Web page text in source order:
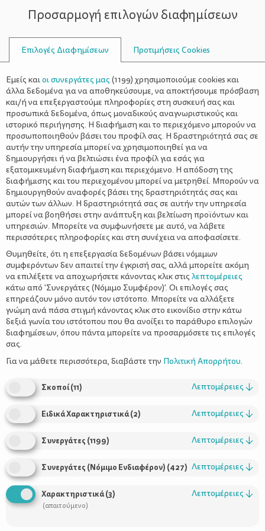
ΣΥΜΒΟΥΛΟΙ
ΌΛΑ ΓΙΑ ΤΗ ΜΑΜΆ>ΨΥΧΟΛΟΓΊΑ
Το κοριτσάκι που μεγαλώνει στο
Ευρωκοινοβούλιο
Η Λουτσία Ροντσούλι δεν είναι μία συνηθισμένη μαμά. Είναι
ευρωβουλευτής από το 2009 και το Σεπτέμβριο του 2010 οι
Ιταλίδα ευρωβουλευτής πήγε στο
ημερών κόρη της, η οποία κοιμόταν
ήσυχα στο baby wrap, ενώ η μαμά
ψήφιζε ευρωπαϊκά νομοσχέδια.
Είμαι εδώ συμβολικά με την κόρη μου Βιτόρια για να σκεφτούμε
όλες εκείνες τις γυναίκες που δεν μπορούν να συμφιλιώσουν
αρμονικά εγκυμοσύνη και εργασία, επαγγελματική και
οικογενειακή ζωή
χειροκρότημα από τους συναδέλφους της και στέλνοντας τη
φωτογραφία της γαλήνια κοιμισμένης στην αγκαλιά της Βιτόρια
Προσαρμογή επιλογών διαφημίσεων
Επιλογές Διαφημίσεων Προτιμήσεις Cookies
Εμείς καιοι συνεργάτες μας (1199) χρησιμοποιούμε cookies και
άλλα δεδομένα για να αποθηκεύσουμε, να αποκτήσουμε πρόσβαση
και/ή να επεξεργαστούμε πληροφορίες στη συσκευή σας και
προσωπικά δεδομένα, όπως μοναδικούς αναγνωριστικούς και
ιστορικό περιήγησης. Η διαφήμιση και το περιεχόμενο μπορούν να
προσωποποιηθούν βάσει του προφίλ σας. Η δραστηριότητά σας σε
αυτήν την υπηρεσία μπορεί να χρησιμοποιηθεί για να
δημιουργήσει ή να βελτιώσει ένα προφίλ για εσάς για
εξατομικευμένη διαφήμιση και περιεχόμενο. Η απόδοση της
διαφήμισης και του περιεχομένου μπορεί να μετρηθεί. Μπορούν να
δημιουργηθούν αναφορές βάσει της δραστηριότητάς σας και
αυτών των άλλων. Η δραστηριότητά σας σε αυτήν την υπηρεσία
μπορεί να βοηθήσει στην ανάπτυξη και βελτίωση προϊόντων και
υπηρεσιών. Μπορείτε να συμφωνήσετε με αυτό, να λάβετε
περισσότερες πληροφορίες και στη συνέχεια να αποφασίσετε.
Θυμηθείτε, ότι η επεξεργασία δεδομένων βάσει νόμιμων
συμφερόντων δεν απαιτεί την έγκρισή σας, αλλά μπορείτε ακόμη
να επιλέξετε να αποχωρήσετε κάνοντας κλικ στις λεπτομέρειες
κάτω από 'Συνεργάτες (Νόμιμο Συμφέρον)'. Οι επιλογές σας
επηρεάζουν μόνο αυτόν τον ιστότοπο. Μπορείτε να αλλάξετε
γνώμη ανά πάσα στιγμή κάνοντας κλικ στο εικονίδιο στην κάτω
δεξιά γωνία του ιστότοπου που θα ανοίξει το παράθυρο επιλογών
διαφημίσεων, όπου πάντα μπορείτε να προσαρμόσετε τις επιλογές
σας.
Για να μάθετε περισσότερα, διαβάστε την Πολιτική Απορρήτου.
Σκοποί(11) Λεπτομέρειες ↓
Ειδικά Χαρακτηριστικά(2) Λεπτομέρειες ↓
Συνεργάτες (1199) Λεπτομέρειες ↓
Συνεργάτες (Νόμιμο Ενδιαφέρον) (427) Λεπτομέρειες ↓
Χαρακτηριστικά(3)
(απαιτούμενο)
Λεπτομέρειες ↓